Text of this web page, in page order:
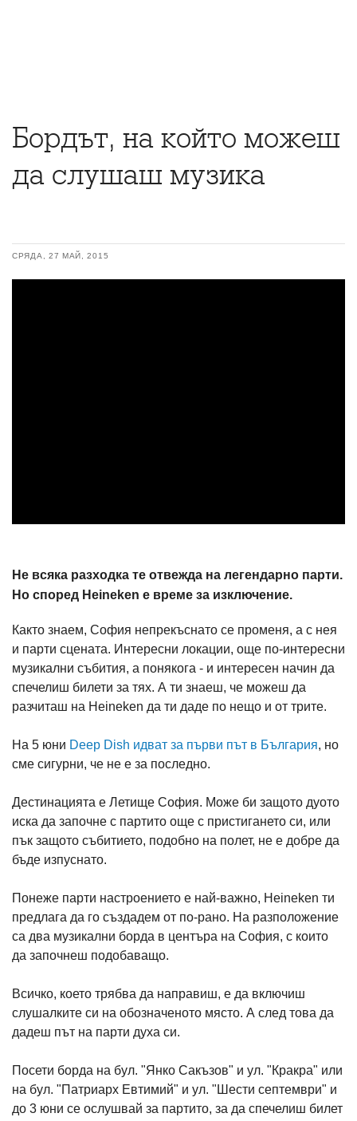
Бордът, на който можеш
да слушаш музика
СРЯДА, 27 МАЙ, 2015
Не всяка разходка те отвежда на легендарно парти.
Но според Heineken е време за изключение.
Както знаем, София непрекъснато се променя, а с нея
и парти сцената. Интересни локации, още по-интересни
музикални събития, а понякога - и интересен начин да
спечелиш билети за тях. А ти знаеш, че можеш да
разчиташ на Heineken да ти даде по нещо и от трите.
На 5 юни Deep Dish идват за първи път в България, но
сме сигурни, че не е за последно.
Дестинацията е Летище София. Може би защото дуото
иска да започне с партито още с пристигането си, или
пък защото събитието, подобно на полет, не е добре да
бъде изпуснато.
Понеже парти настроението е най-важно, Heineken ти
предлага да го създадем от по-рано. На разположение
са два музикални борда в центъра на София, с които
да започнеш подобаващо.
Всичко, което трябва да направиш, е да включиш
слушалките си на обозначеното място. А след това да
дадеш път на парти духа си.
Посети борда на бул. "Янко Сакъзов" и ул. "Кракра" или
на бул. "Патриарх Евтимий" и ул. "Шести септември" и
до 3 юни се ослушвай за партито, за да спечелиш билет